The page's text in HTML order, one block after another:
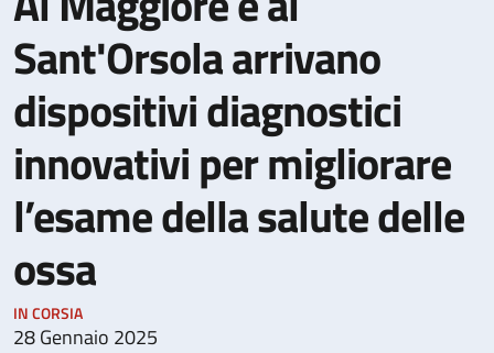
Sant'Orsola arrivano
dispositivi diagnostici
innovativi per migliorare
l’esame della salute delle
ossa
IN CORSIA
28 Gennaio 2025